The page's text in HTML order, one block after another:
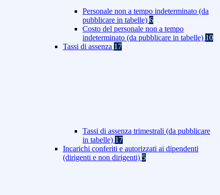
Personale non a tempo indeterminato (da
pubblicare in tabelle) 6
Costo del personale non a tempo
indeterminato (da pubblicare in tabelle) 10
Tassi di assenza 17
Tassi di assenza trimestrali (da pubblicare
in tabelle) 17
Incarichi conferiti e autorizzati ai dipendenti
(dirigenti e non dirigenti) 5